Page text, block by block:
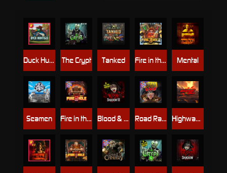
Seamen
Duck Hunters Fire in the Hole 3
Highway to Hell
Blood & Shadow 2
Mental
The Crypt
Fire in the Hole 2
Tanked
Road Rage